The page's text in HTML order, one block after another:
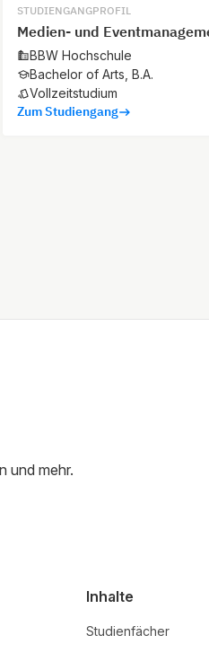
STUDIENGANGPROFIL
Medien- und
BBW Hochschule
Bachelor of Arts, B.A.
Vollzeitstudium
Zum Studiengang
und mehr.
Inhalte
Studienfächer